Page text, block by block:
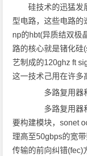
硅技术的迅猛发
型电路，这些电路的
np的hbt(异质结双极
路的核心就是锗化硅
艺制成的120ghz ft
这一技术己用在许多
多路复用器
多路复用器和
要构建模块，sonet
理高至50gbps的宽
传输的前向纠错(fec)